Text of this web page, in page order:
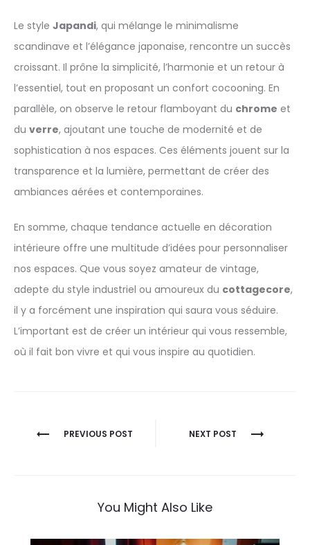
Le style Japandi, qui mélange le minimalisme
scandinave et l’élégance japonaise, rencontre un succès
croissant. Il prône la simplicité, l’harmonie et un retour à
l’essentiel, tout en proposant un confort cocooning. En
parallèle, on observe le retour flamboyant du chrome et
du verre, ajoutant une touche de modernité et de
sophistication à nos espaces. Ces éléments jouent sur la
transparence et la lumière, permettant de créer des
ambiances aérées et contemporaines.
En somme, chaque tendance actuelle en décoration
intérieure offre une multitude d’idées pour personnaliser
nos espaces. Que vous soyez amateur de vintage,
adepte du style industriel ou amoureux du cottagecore,
il y a forcément une inspiration qui saura vous séduire.
L’important est de créer un intérieur qui vous ressemble,
où il fait bon vivre et qui vous inspire au quotidien.
Navigation
PREVIOUS POST NEXT POST
You Might Also Like